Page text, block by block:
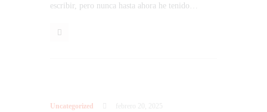
escribir, pero nunca hasta ahora he tenido…
Uncategorized